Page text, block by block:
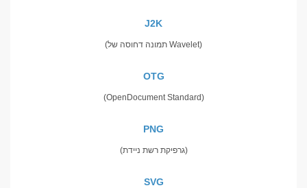
J2K
(תמונה דחוסה של Wavelet)
OTG
(OpenDocument Standard)
PNG
(גרפיקת רשת ניידת)
SVG